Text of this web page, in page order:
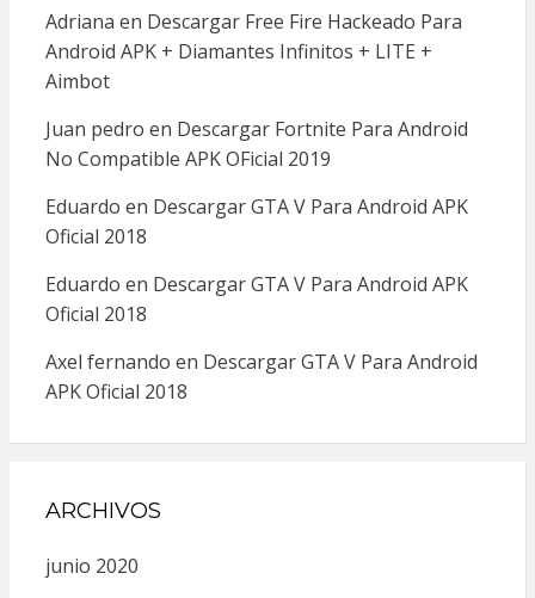
Adriana en Descargar Free Fire Hackeado Para
Android APK + Diamantes Infinitos + LITE +
Aimbot
Juan pedro en Descargar Fortnite Para Android
No Compatible APK OFicial 2019
Eduardo en Descargar GTA V Para Android APK
Oficial 2018
Eduardo en Descargar GTA V Para Android APK
Oficial 2018
Axel fernando en Descargar GTA V Para Android
APK Oficial 2018
ARCHIVOS
junio 2020